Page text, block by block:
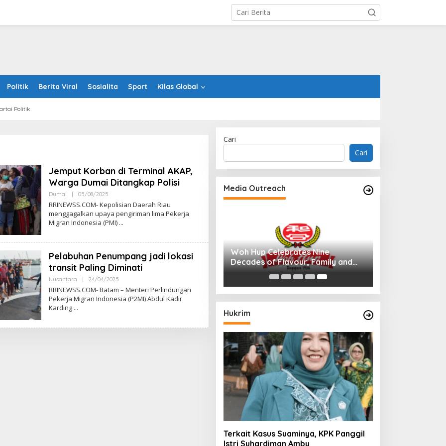
Politik Berita Viral Sosialita Sport Kilas Global
Politik
Jemput Korban di Terminal AKAP,
Warga Dumai Ditangkap Polisi
Dumai 05/08/2025Oleh
RRINEWSS.COM- Kepolisian Daerah Riau
menggagalkan upaya pengiriman lima Pekerja
Migran Indonesia (PMI)
Pelabuhan Penumpang jadi lokasi
transit Paling Diminati
Nusantara 24/04/2025Oleh
RRINEWSS.COM- Batam – Menteri Perlindungan
Pekerja Migran Indonesia (P2MI) Abdul Kadir
Karding
Cari
Cari
Media Outreach
Initiative
at Insurance Asia
Holistic Way Unveils New Plant-
Based Menopause Relief
Supplement
Woh Hup Celebrates Nine
Decades of Flavour, Family and
Innovation with Four Bold New
Hukrim
Terkait Kasus Suaminya, KPK Panggil
Istri Suhardiman Amby